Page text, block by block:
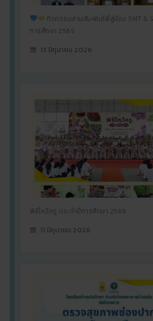
กิจกรรมสานสัมพันธ์พี่สู่น้อง SMT &
การศึกษา 2569
13 มิถุนายน 2026
พิธีไหว้ครู ประจำปีการศึกษา 2569
11 มิถุนายน 2026